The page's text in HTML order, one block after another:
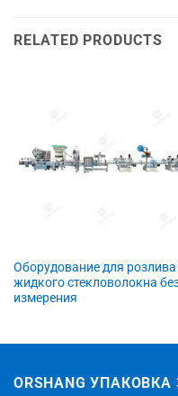
RELATED PRODUCTS
Оборудование для розлива
жидкого стекловолокна
измерения
ORSHANG